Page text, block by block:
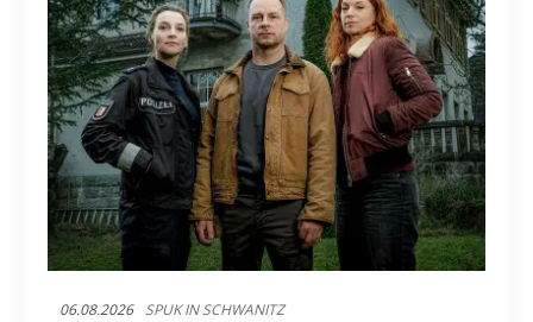
06.08.2026 SPUK IN SCHWANITZ